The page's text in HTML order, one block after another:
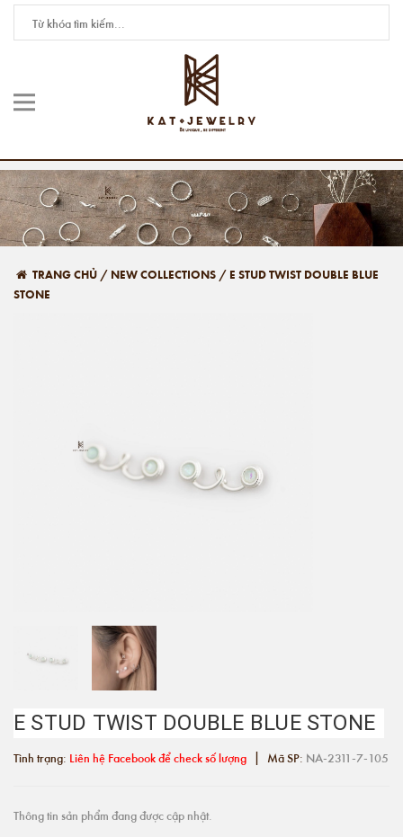
TRANG CHỦ / NEW COLLECTIONS / E STUD TWIST DOUBLE BLUE
STONE
E STUD TWIST DOUBLE BLUE STONE
Tình trạng: Liên hệ Facebook để check số lượng | Mã SP: NA-2311-7-105
Thông tin sản phẩm đang được cập nhật.